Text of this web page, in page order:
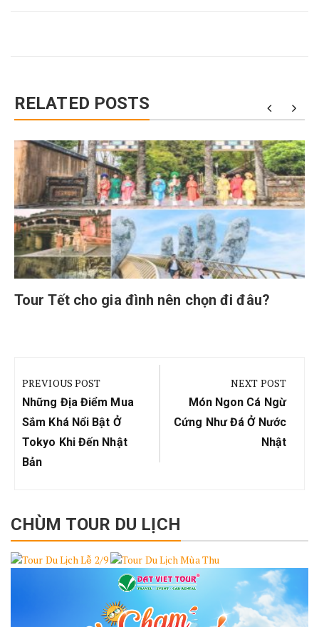
RELATED POSTS
Tour Tết cho gia đình nên chọn đi đâu?
hướng
bài
viết
PREVIOUS POST
Previous
Post:
Những Địa Điểm Mua
Sắm Khá Nổi Bật Ở
Tokyo Khi Đến Nhật
Bản
NEXT POST
Next
Post:
Món Ngon Cá Ngừ
Cứng Như Đá Ở Nước
Nhật
CHÙM TOUR DU LỊCH